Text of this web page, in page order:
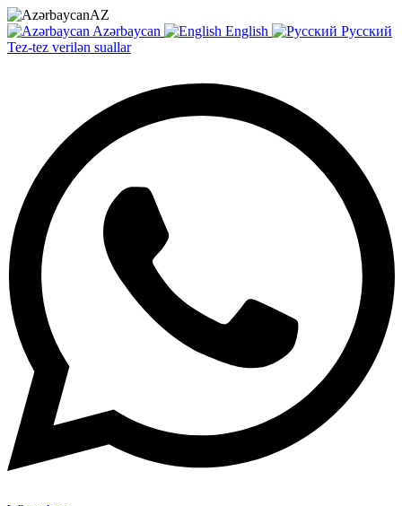
AZ
Azərbaycan
English
Русский
Tez-tez verilən suallar